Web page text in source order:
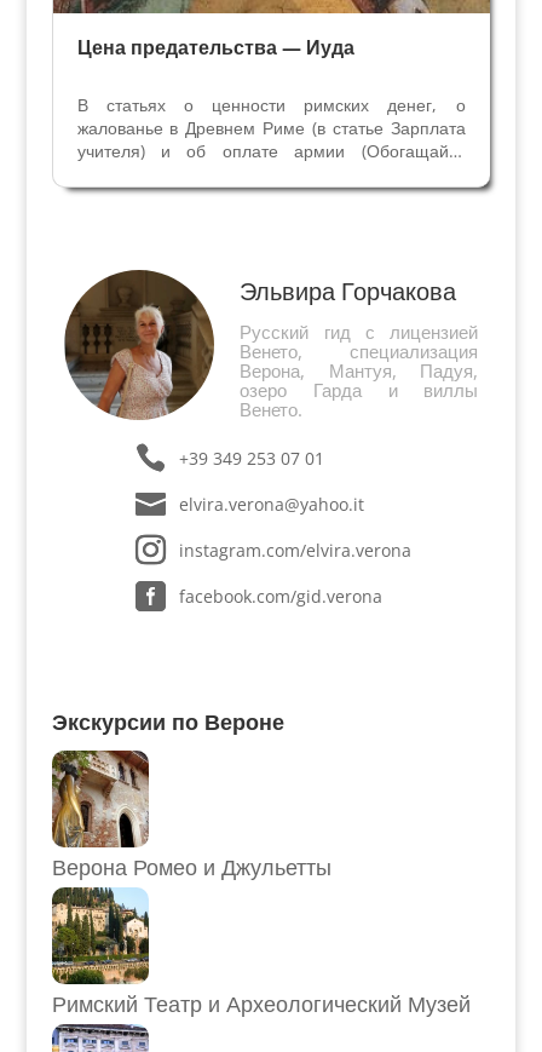
Цена предательства — Иуда
В статьях о ценности римских денег, о
жалованье в Древнем Риме (в статье Зарплата
учителя) и об оплате армии (Обогащайте
денежной системы и реальной стоимостью
Эльвира Горчакова
Русский гид с лицензией
Венето, специализация
Верона, Мантуя, Падуя,
озеро Гарда и виллы
Венето.
+39 349 253 07 01
elvira.verona@yahoo.it
instagram.com/elvira.verona
facebook.com/gid.verona
Экскурсии по Вероне
Верона Ромео и Джульетты
Римский Театр и Археологический Музей